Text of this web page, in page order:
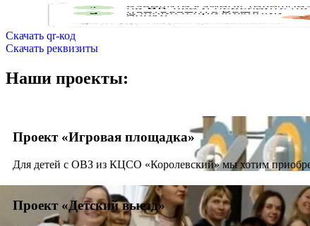
Скачать qr-код
Скачать реквизиты
Наши проекты:
Проект «Игровая площадка»
Для детей с ОВЗ из КЦСО «Королевский» мы хотим
Проект «Детский выезд»